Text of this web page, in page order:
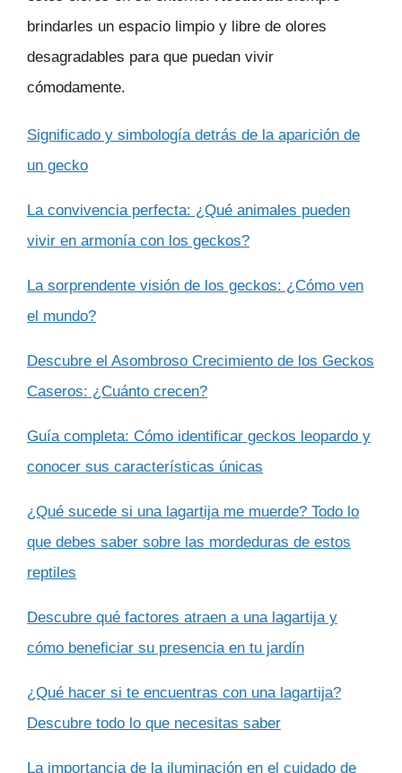
brindarles un espacio limpio y libre de olores
desagradables para que puedan vivir
cómodamente.
Significado y simbología detrás de la aparición de
un gecko
La convivencia perfecta: ¿Qué animales pueden
vivir en armonía con los geckos?
La sorprendente visión de los geckos: ¿Cómo ven
el mundo?
Descubre el Asombroso Crecimiento de los Geckos
Caseros: ¿Cuánto crecen?
Guía completa: Cómo identificar geckos leopardo y
conocer sus características únicas
¿Qué sucede si una lagartija me muerde? Todo lo
que debes saber sobre las mordeduras de estos
reptiles
Descubre qué factores atraen a una lagartija y
cómo beneficiar su presencia en tu jardín
¿Qué hacer si te encuentras con una lagartija?
Descubre todo lo que necesitas saber
La importancia de la iluminación en el cuidado de